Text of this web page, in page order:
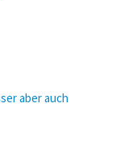
aber auch